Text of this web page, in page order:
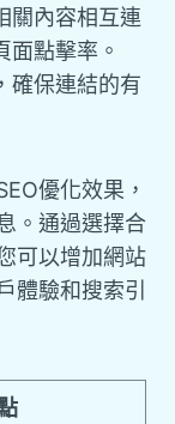
關內容相互連
面點擊率。
確保連結的有
優化效果，
。通過選擇合
可以增加網站
體驗和搜索引